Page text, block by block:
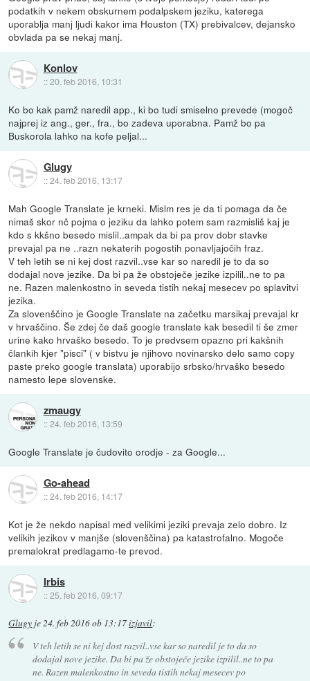
podatkih v nekem obskurnem podalpskem jeziku, katerega
uporablja manj ljudi kakor ima Houston (TX) prebivalcev, dejansko
obvlada pa se nekaj manj.
Konlov
::20. feb 2016, 10:31
Ko bo kak pamž naredil app., ki bo tudi smiselno prevede (mogoč
najprej iz ang., ger., fra., bo zadeva uporabna. Pamž bo pa
Buskorola lahko na kofe peljal...
Glugy
::24. feb 2016, 13:17
Mah Google Translate je krneki. Mislm res je da ti pomaga da če
nimaš skor nč pojma o jeziku da lahko potem sam razmisliš kaj je
kdo s kkšno besedo mislil..ampak da bi pa prov dobr stavke
prevajal pa ne ..razn nekaterih pogostih ponavljajočih fraz.
V teh letih se ni kej dost razvil..vse kar so naredil je to da so
dodajal nove jezike. Da bi pa že obstoječe jezike izpilil..ne to pa
ne. Razen malenkostno in seveda tistih nekaj mesecev po splavitvi
jezika.
Za slovenščino je Google Translate na začetku marsikaj prevajal kr
v hrvaščino. Še zdej če daš google translate kak besedil ti še zmer
urine kako hrvaško besedo. To je predvsem opazno pri kakšnih
člankih kjer "pisci" ( v bistvu je njihovo novinarsko delo samo copy
paste preko google translata) uporabijo srbsko/hrvaško besedo
namesto lepe slovenske.
zmaugy
::24. feb 2016, 13:59
Google Translate je čudovito orodje - za Google...
Go-ahead
::24. feb 2016, 14:17
Kot je že nekdo napisal med velikimi jeziki prevaja zelo dobro. Iz
velikih jezikov v manjše (slovenščina) pa katastrofalno. Mogoče
premalokrat predlagamo-te prevod.
Irbis
::25. feb 2016, 09:17
Glugy je24. feb 2016 ob 13:17izjavil:
V teh letih se ni kej dost razvil..vse kar so naredil je to da so
dodajal nove jezike. Da bi pa že obstoječe jezike izpilil..ne to pa
ne. Razen malenkostno in seveda tistih nekaj mesecev po